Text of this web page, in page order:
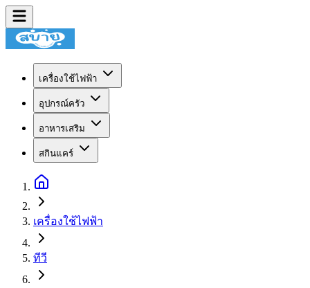
เครื่องใช้ไฟฟ้า
อุปกรณ์ครัว
อาหารเสริม
สกินแคร์
เครื่องใช้ไฟฟ้า
ทีวี